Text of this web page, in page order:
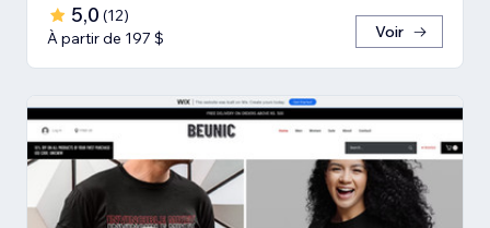
5,0 (12)
À partir de 197 $
Voir